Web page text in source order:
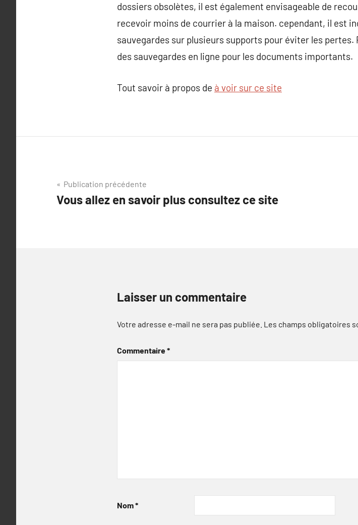
dossiers obsolètes, il est également envisageable de
recevoir moins de courrier à la maison. cependant, il est
sauvegardes sur plusieurs supports pour éviter les
des sauvegardes en ligne pour les documents importants.
Tout savoir à propos de à voir sur ce site
Navigation
de
Publication précédente
Vous allez en savoir plus consultez ce site
Laisser un commentaire
Votre adresse e-mail ne sera pas publiée. Les champs obligatoires
Commentaire*
Nom*